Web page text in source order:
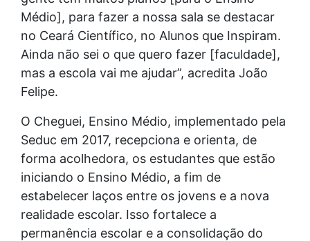
Médio], para fazer a nossa sala se destacar
no Ceará Científico, no Alunos que Inspiram.
Ainda não sei o que quero fazer [faculdade],
mas a escola vai me ajudar”, acredita João
Felipe.
O Cheguei, Ensino Médio, implementado pela
Seduc em 2017, recepciona e orienta, de
forma acolhedora, os estudantes que estão
iniciando o Ensino Médio, a fim de
estabelecer laços entre os jovens e a nova
realidade escolar. Isso fortalece a
permanência escolar e a consolidação do